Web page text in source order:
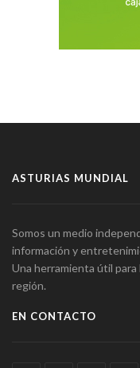
ASTURIAS MUNDIAL
Somos un medio
información y
Una herramienta útil
región.
EN CONTACTO